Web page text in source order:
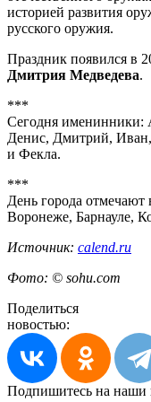
историей развития
русского оружия.
Праздник появился в
Дмитрия Медведева.
***
Сегодня именинники:
Денис, Дмитрий,
и Фекла.
***
День города
Воронеже, Барнауле,
Источник: calend.ru
Фото: © sohu.com
Поделиться
новостью:
Подпишитесь на наши